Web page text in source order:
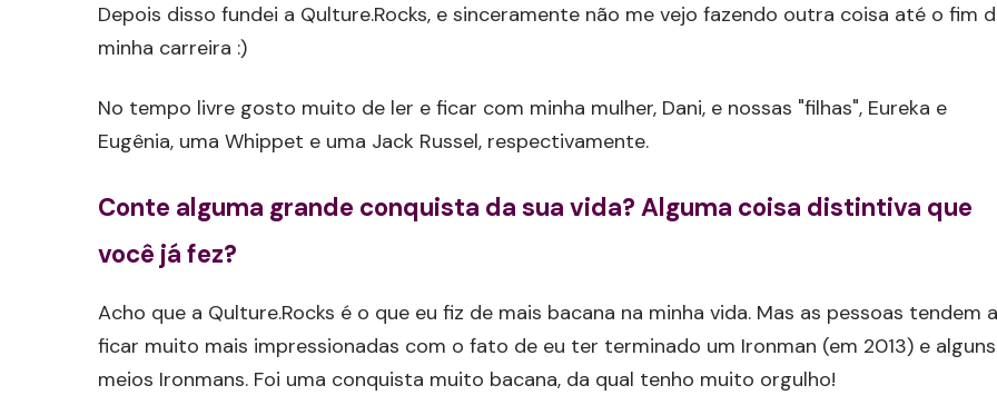
Depois disso fundei a Qulture.Rocks, e sinceramente não me vejo fazendo outra coisa até o fim
minha carreira :)
No tempo livre gosto muito de ler e ficar com minha mulher, Dani, e nossas "filhas", Eureka e
Eugênia, uma Whippet e uma Jack Russel, respectivamente.
Conte alguma grande conquista da sua vida? Alguma coisa distintiva que
você já fez?
Acho que a Qulture.Rocks é o que eu fiz de mais bacana na minha vida. Mas as pessoas tendem a
ficar muito mais impressionadas com o fato de eu ter terminado um Ironman (em 2013) e alguns
meios Ironmans. Foi uma conquista muito bacana, da qual tenho muito orgulho!